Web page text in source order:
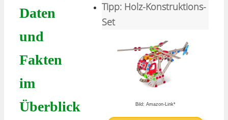
Daten
und
Fakten
im
Überblick
Tipp: Holz-Konstruktions-
Set
Bild: Amazon-Link*